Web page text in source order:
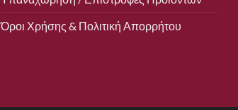
Όροι Χρήσης & Πολιτική Απορρήτου